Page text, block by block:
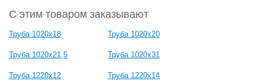
С этим товаром заказывают
Труба 1020х18 Труба 1020х20
Труба 1020х21,5 Труба 1020х31
Труба 1220х12 Труба 1220х14